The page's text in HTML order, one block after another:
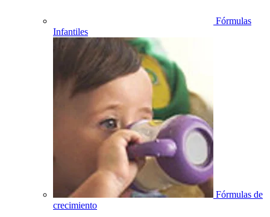
Fórmulas
Infantiles
Fórmulas de
crecimiento